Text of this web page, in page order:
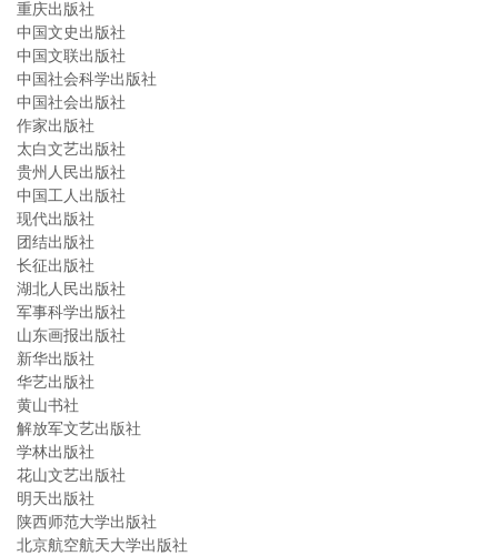
重庆出版社
中国文史出版社
中国文联出版社
中国社会科学出版社
中国社会出版社
作家出版社
太白文艺出版社
贵州人民出版社
中国工人出版社
现代出版社
团结出版社
长征出版社
湖北人民出版社
军事科学出版社
山东画报出版社
新华出版社
华艺出版社
黄山书社
解放军文艺出版社
学林出版社
花山文艺出版社
明天出版社
陕西师范大学出版社
北京航空航天大学出版社